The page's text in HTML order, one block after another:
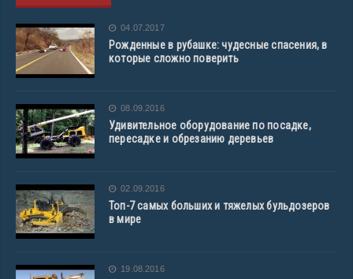
04.07.2017
Рожденные в рубашке: чудесные спасения, в
которые сложно поверить
08.09.2016
Удивительное оборудование по посадке,
пересадке и обрезанию деревьев
02.09.2016
Топ-7 самых больших и тяжелых бульдозеров
в мире
19.08.2016